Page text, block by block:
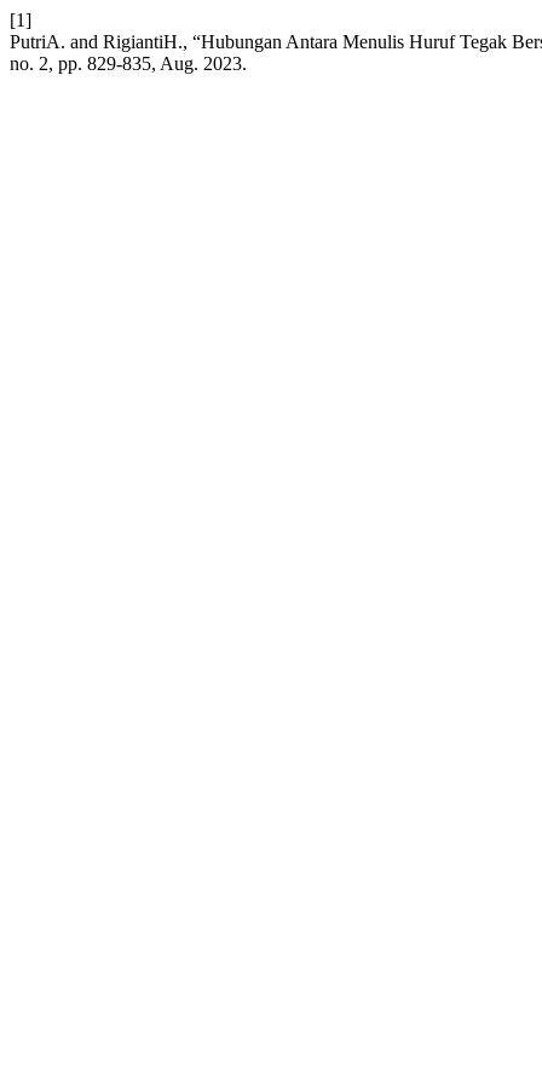
[1]
PutriA. and RigiantiH., “Hubungan Antara Menulis Huruf Tegak
no. 2, pp. 829-835, Aug. 2023.